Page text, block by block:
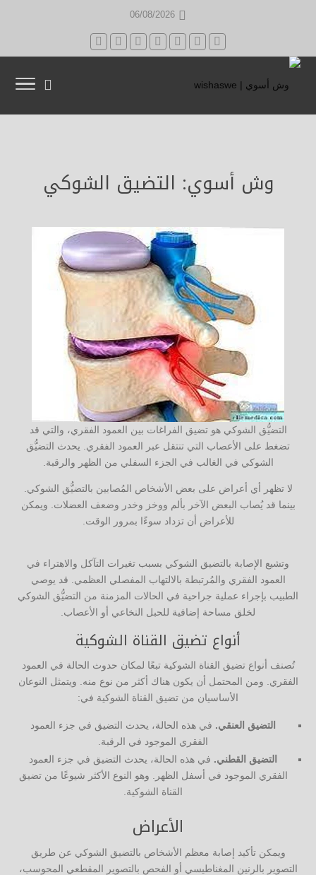
06/08/2026
وش أسوي: التضيق الشوكي
التضيُّق الشوكي هو تضيق الفراغات بين العمود الفقري، والتي قد
تضغط على الأعصاب التي تنتقل عبر العمود الفقري. يحدث التضيُّق
الشوكي في الغالب في الجزء السفلي من الظهر والرقبة.
لا تظهر أي أعراض على بعض الأشخاص المُصابين بالتضيُّق الشوكي.
بينما قد يُصاب البعض الآخر بألم ووخز وخدر وضعف العضلات. ويمكن
للأعراض أن تزداد سوءًا بمرور الوقت.
وتشيع الإصابة بالتضيق الشوكي بسبب تغيرات التآكل والاهتراء في
العمود الفقري والمُرتبطة بالالتهاب المفصلي العظمي. قد يوصي
الطبيب بإجراء عملية جراحية في الحالات المزمنة من التضيُّق الشوكي
لخلق مساحة إضافية للحبل النخاعي أو الأعصاب.
أنواع تضيق القناة الشوكية
تُصنف أنواع تضيق القناة الشوكية تبعًا لمكان حدوث الحالة في العمود
الفقري. ومن المحتمل أن يكون هناك أكثر من نوع منه. ويتمثل النوعان
الأساسيان من تضيق القناة الشوكية في:
التضيق العنقي. في هذه الحالة، يحدث التضيق في جزء العمود
الفقري الموجود في الرقبة.
التضيق القطني. في هذه الحالة، يحدث التضيق في جزء العمود
الفقري الموجود في أسفل الظهر. وهو النوع الأكثر شيوعًا من تضيق
القناة الشوكية.
الأعراض
ويمكن تأكيد إصابة معظم الأشخاص بالتضيق الشوكي عن طريق
التصوير بالرنين المغناطيسي أو الفحص بالتصوير المقطعي المحوسب،